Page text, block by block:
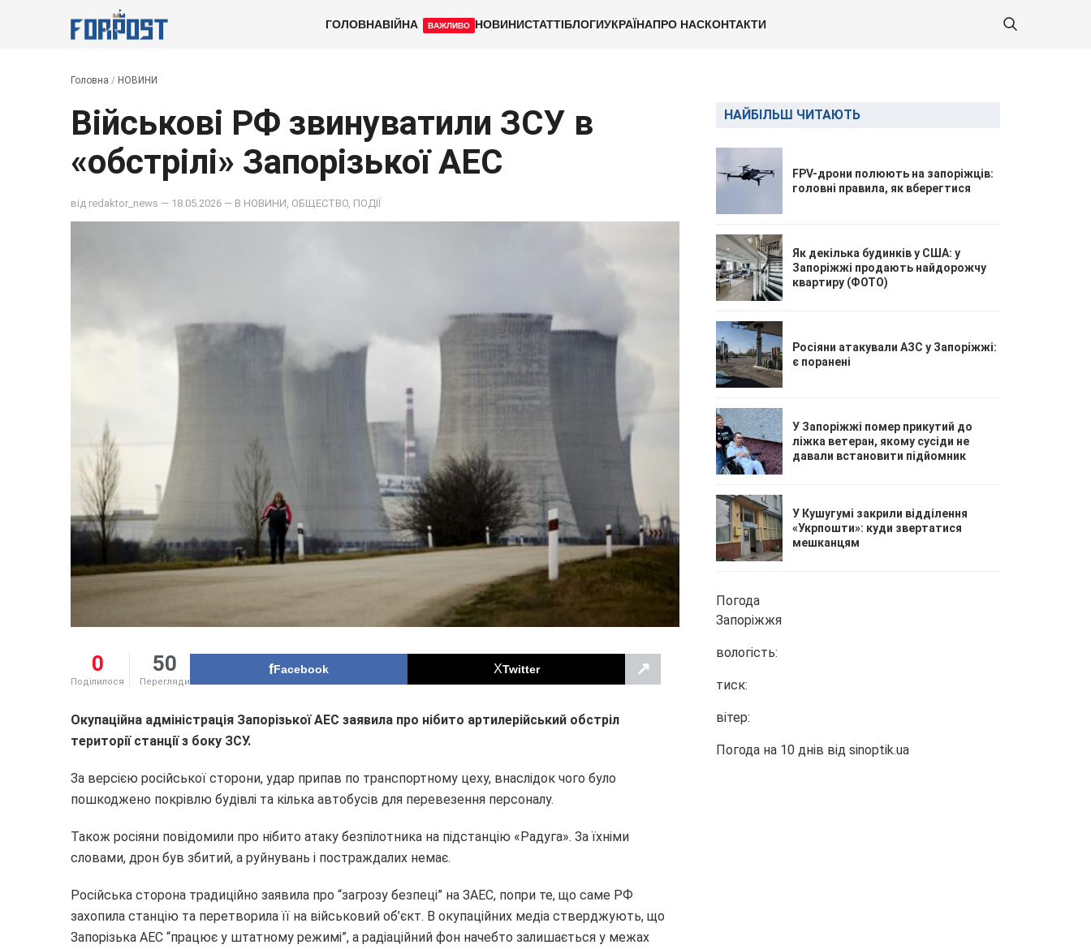
ГОЛОВНАВІЙНА ВАЖЛИВО НОВИНИСТАТТІБЛОГИУКРАЇНАПРО НАСКОНТАКТИ
Головна / НОВИНИ
Військові РФ звинуватили ЗСУ в
«обстрілі» Запорізької АЕС
від redaktor_news — 18.05.2026 — В НОВИНИ ОБЩЕСТВО ПОДІЇ
0
Поділилося
50
Перегляди
Facebook Twitter ↗
Окупаційна адміністрація Запорізької АЕС заявила про нібито артилерійський обстріл
території станції з боку ЗСУ.
За версією російської сторони, удар припав по транспортному цеху, внаслідок чого було
пошкоджено покрівлю будівлі та кілька автобусів для перевезення персоналу.
Також росіяни повідомили про нібито атаку безпілотника на підстанцію «Радуга». За їхніми
словами, дрон був збитий, а руйнувань і постраждалих немає.
Російська сторона традиційно заявила про “загрозу безпеці” на ЗАЕС, попри те, що саме РФ
захопила станцію та перетворила її на військовий об’єкт. В окупаційних медіа стверджують, що
Запорізька АЕС “працює у штатному режимі”, а радіаційний фон начебто залишається у межах
НАЙБІЛЬШ ЧИТАЮТЬ
FPV-дрони полюють на запоріжців:
головні правила, як вберегтися
Як декілька будинків у США: у
Запоріжжі продають найдорожчу
квартиру (ФОТО)
Росіяни атакували АЗС у Запоріжжі:
є поранені
У Запоріжжі помер прикутий до
ліжка ветеран, якому сусіди не
давали встановити підйомник
У Кушугумі закрили відділення
«Укрпошти»: куди звертатися
мешканцям
Погода
Запоріжжя
вологість:
тиск:
вітер:
Погода на 10 днів від sinoptik.ua